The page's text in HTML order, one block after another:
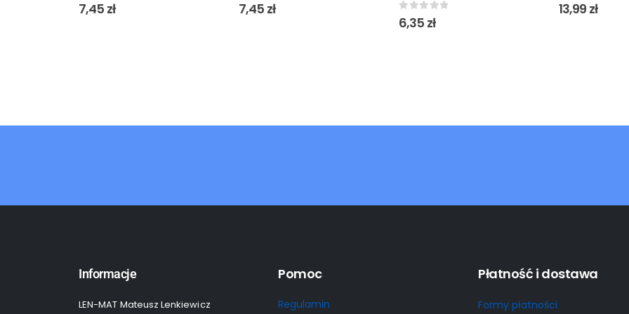
0out of 5
7,45 zł 0out of 5
7,45 zł 0out of 5
6,35 zł
0out of 5
13,99 zł
Informacje
LEN-MAT Mateusz Lenkiewicz
Pomoc
Regulamin
Płatność i dostawa
Formy płatności